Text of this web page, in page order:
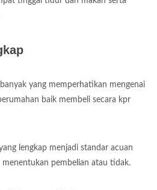
yang memperhatikan mengenai
baik membeli secara kpr
lengkap menjadi standar acuan
pembelian atau tidak.